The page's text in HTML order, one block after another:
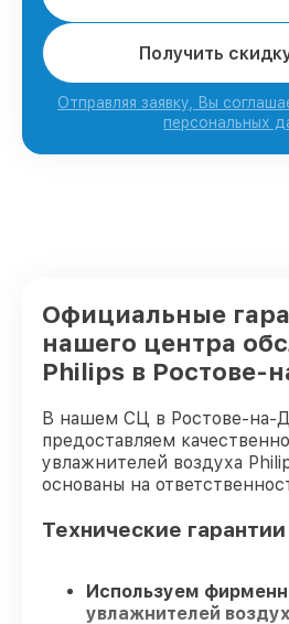
Получить
Отправляя заявку, Вы
персональных
Официальные
нашего центра
Philips в Ростове-
В нашем СЦ в Ростове-на-
предоставляем
увлажнителей воздуха
основаны на
Технические
Используем
увлажнителей